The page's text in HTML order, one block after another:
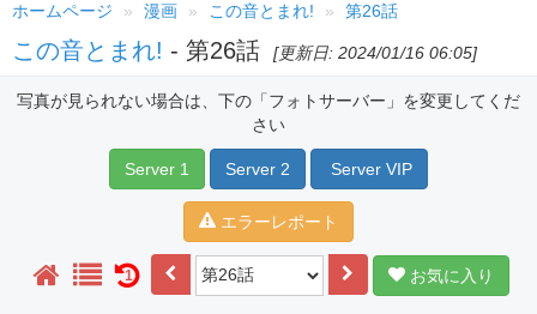
ホームページ 漫画 この音とまれ! 第26話
この音とまれ! - 第26話 [更新日: 2024/01/16 06:05]
写真が見られない場合は、下の「フォトサーバー」を変更してくだ
さい
Server 1 Server 2 Server VIP
エラーレポート
1 お気に入り